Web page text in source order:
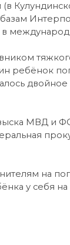
(в
в
ребёнок
МВД и
на
у себя